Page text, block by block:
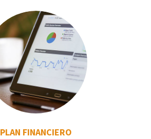
PLAN FINANCIERO